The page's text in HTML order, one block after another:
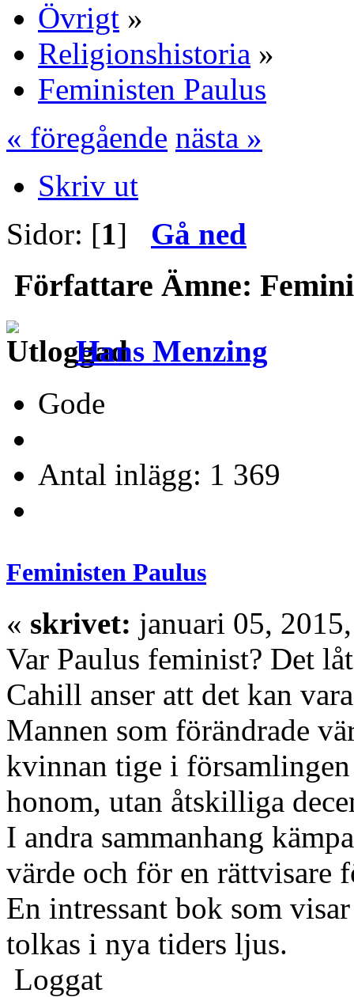
Övrigt »
Religionshistoria »
Feministen Paulus
« föregående nästa »
Skriv ut
Sidor: [1] Gå ned
Författare Ämne:
Hans Menzing
Gode
Antal inlägg: 1 369
Feministen Paulus
« skrivet: januari 05,
Var Paulus feminist? Det
Cahill anser att det kan
Mannen som förändrade
kvinnan tige i
honom, utan åtskilliga
I andra sammanhang
värde och för en rättvisare
En intressant bok som
tolkas i nya tiders ljus.
Loggat